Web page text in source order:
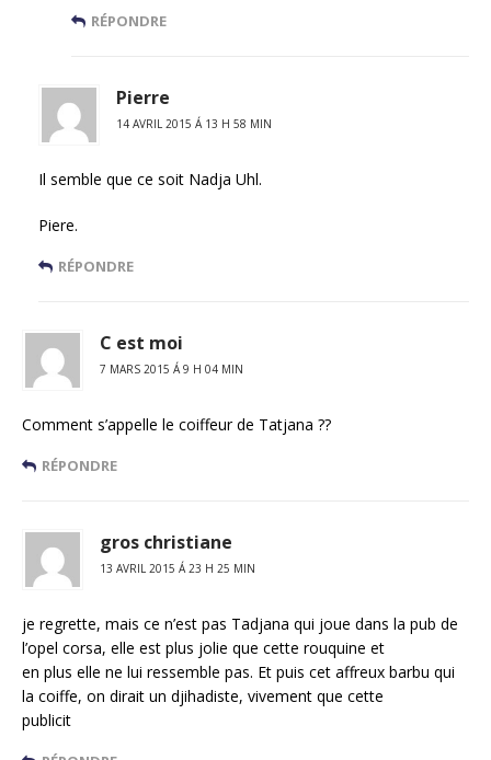
RÉPONDRE
Pierre
14 AVRIL 2015 Á 13 H 58 MIN
Il semble que ce soit Nadja Uhl.
Piere.
RÉPONDRE
C est moi
7 MARS 2015 Á 9 H 04 MIN
Comment s’appelle le coiffeur de Tatjana ??
RÉPONDRE
gros christiane
13 AVRIL 2015 Á 23 H 25 MIN
je regrette, mais ce n’est pas Tadjana qui joue dans la pub de
l’opel corsa, elle est plus jolie que cette rouquine et
en plus elle ne lui ressemble pas. Et puis cet affreux barbu qui
la coiffe, on dirait un djihadiste, vivement que cette
publicit